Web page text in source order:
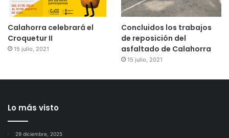
Calahorra celebrará el
Croquetur II
15 julio, 2021
Concluidos los trabajos
de reposición del
asfaltado de Calahorra
15 julio, 2021
Lo más visto
29 diciembre, 2025